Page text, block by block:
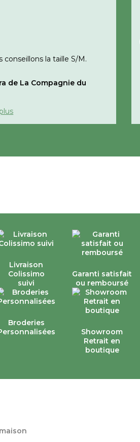
conseillons la taille S/M.
de La Compagnie du
Livraison
Colissimo
suivi
Garanti satisfait
ou remboursé
Broderies
Showroom
Retrait en
boutique